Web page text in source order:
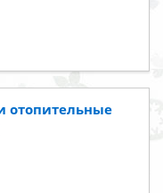
отопительные